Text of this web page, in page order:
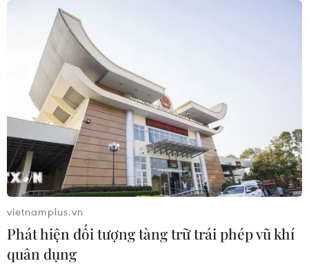
Đà Nẵng: Khẩn trương tìm kiếm 3
người bị sóng cuốn mất tích tại bán
đảo Sơn Trà
08/08/2026 07:13
Nghệ An: Sạt lở nghiêm trọng, tỉnh lộ
543D tạm thời tê liệt
08/08/2026 07:09
Điện Biên từng bước hình thành thị
trường tín chỉ carbon rừng
vietnamplus.vn
Phát hiện đối tượng tàng trữ trái phép vũ khí
quân dụng